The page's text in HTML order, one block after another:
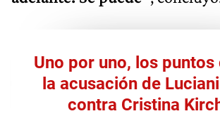
Uno por uno, los puntos
la acusación de
contra Cristina